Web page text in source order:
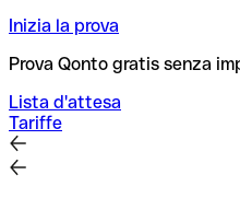
Inizia la prova
Prova Qonto gratis senza
Lista d'attesa
Tariffe